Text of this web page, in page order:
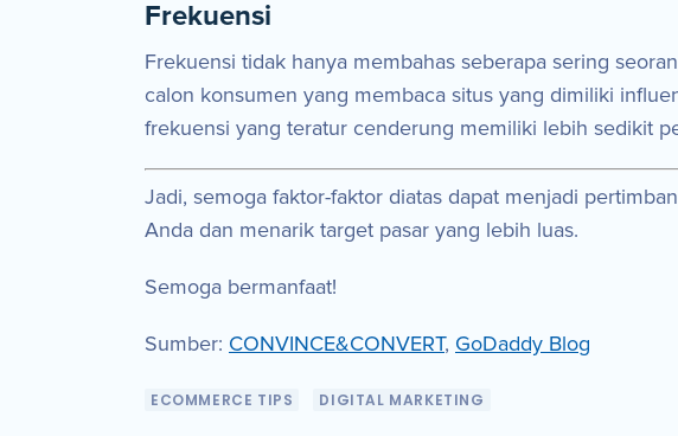
Frekuensi
Frekuensi tidak hanya membahas seberapa sering
calon konsumen yang membaca situs yang dimiliki
frekuensi yang teratur cenderung memiliki lebih sedikit
Jadi, semoga faktor-faktor diatas dapat menjadi
Anda dan menarik target pasar yang lebih luas.
Semoga bermanfaat!
Sumber: CONVINCE&CONVERT, GoDaddy Blog
ECOMMERCE TIPS DIGITAL MARKETING